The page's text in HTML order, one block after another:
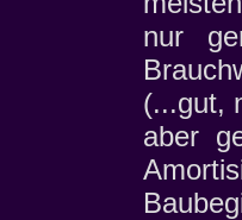
nur
(...gut,
aber